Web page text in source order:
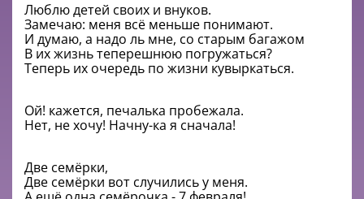
Люблю детей своих и внуков.
Замечаю: меня всё меньше понимают.
И думаю, а надо ль мне, со старым багажом
В их жизнь теперешнюю погружаться?
Теперь их очередь по жизни кувыркаться.
Ой! кажется, печалька пробежала.
Нет, не хочу! Начну-ка я сначала!
Две семёрки,
Две семёрки вот случились у меня.